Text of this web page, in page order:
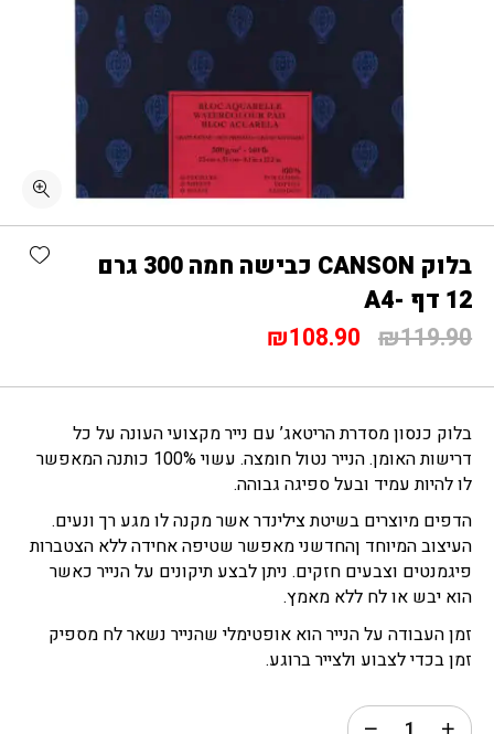
בלוק CANSON כבישה חמה 300 גרם
12 דף -A4
₪119.90
המחיר
היה:
₪119.90.
₪108.90
המחיר
הוא:
₪108.90.
בלוק כנסון מסדרת הריטאג’ עם נייר מקצועי העונה על כל
דרישות האומן. הנייר נטול חומצה. עשוי 100% כותנה המאפשר
לו להיות עמיד ובעל ספיגה גבוהה.
הדפים מיוצרים בשיטת צילינדר אשר מקנה לו מגע רך ונעים.
העיצוב המיוחד ןהחדשני מאפשר שטיפה אחידה ללא הצטברות
פיגמנטים וצבעים חזקים. ניתן לבצע תיקונים על הנייר כאשר
הוא יבש או לח ללא מאמץ.
זמן העבודה על הנייר הוא אופטימלי שהנייר נשאר לח מספיק
זמן בכדי לצבוע ולצייר ברוגע.